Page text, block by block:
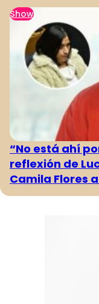
Show
“No está ahí
reflexión de
Camila Flores